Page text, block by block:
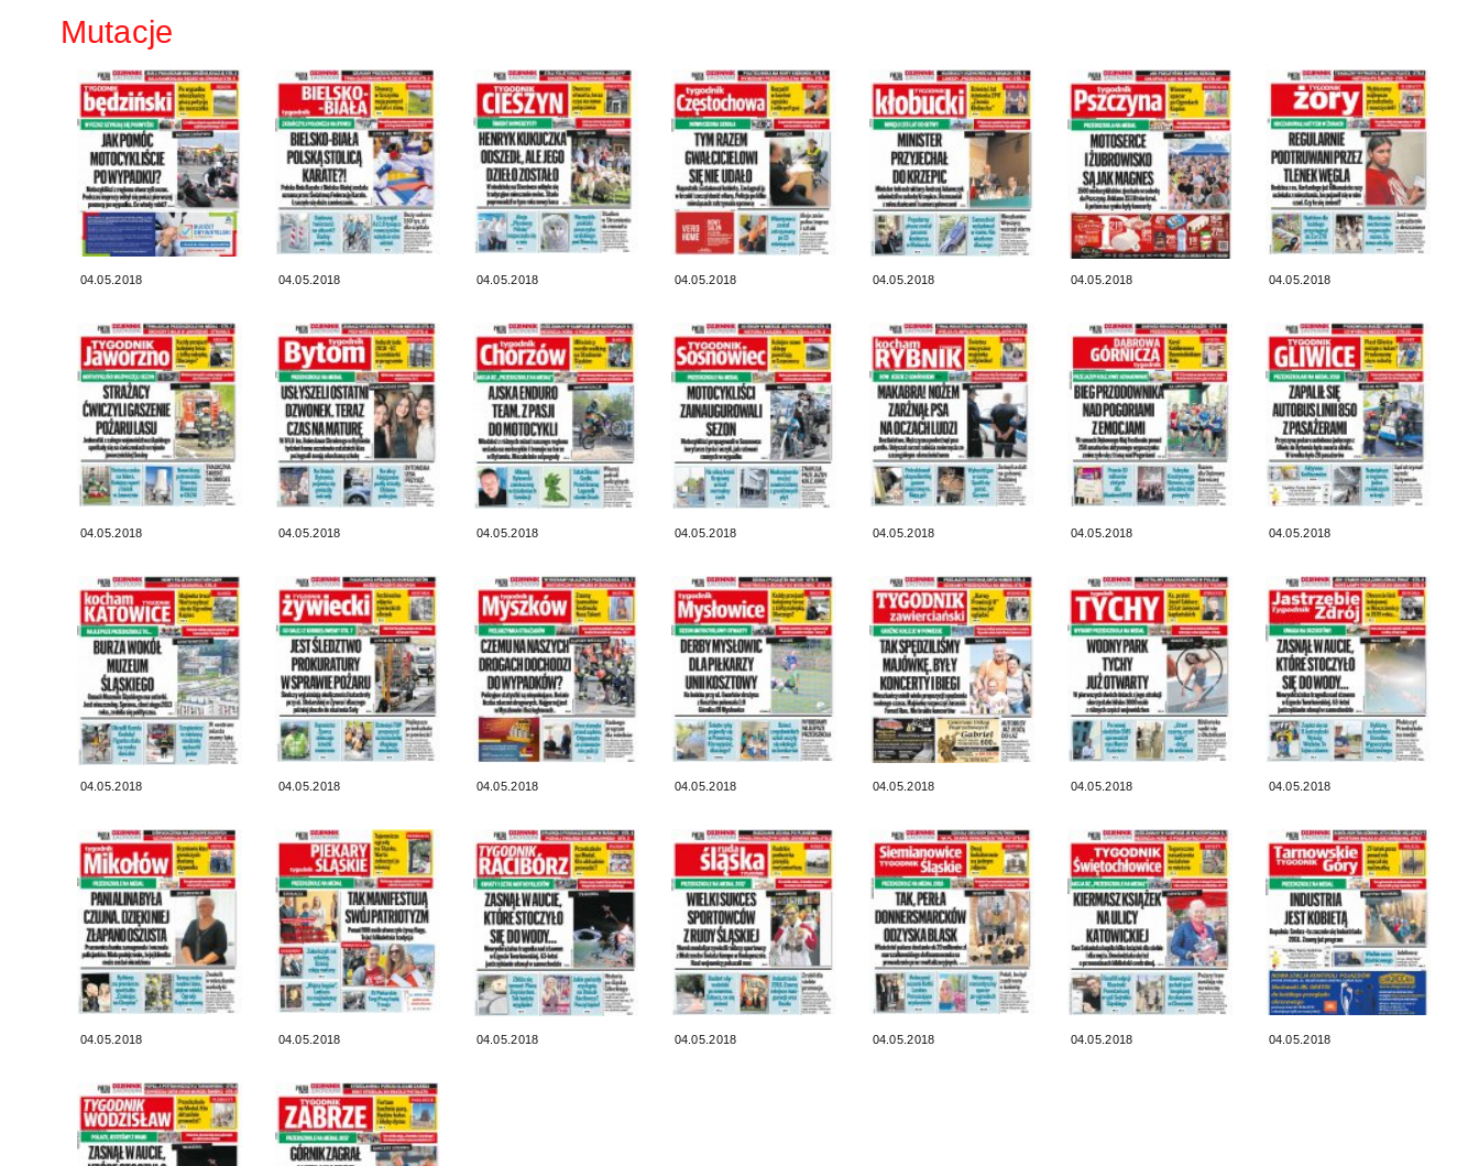
Mutacje
04.05.2018 04.05.2018 04.05.2018 04.05.2018 04.05.2018 04.05.2018 04.05.2018
04.05.2018 04.05.2018 04.05.2018 04.05.2018 04.05.2018 04.05.2018 04.05.2018
04.05.2018 04.05.2018 04.05.2018 04.05.2018 04.05.2018 04.05.2018 04.05.2018
04.05.2018 04.05.2018 04.05.2018 04.05.2018 04.05.2018 04.05.2018 04.05.2018